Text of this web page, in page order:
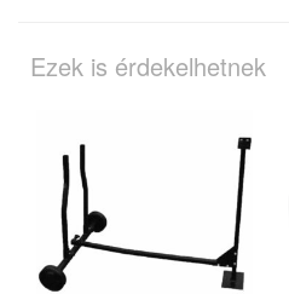
Ezek is érdekelhetnek